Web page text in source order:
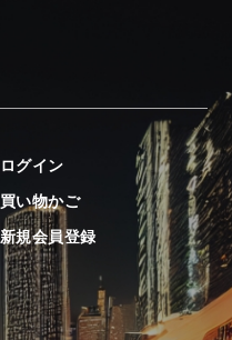
ログイン
買い物かご
新規会員登録